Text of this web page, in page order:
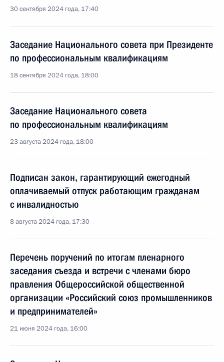
30 сентября 2024 года, 17:40
Заседание Национального совета при Президенте
по профессиональным квалификациям
18 сентября 2024 года, 18:00
Заседание Национального совета
по профессиональным квалификациям
23 августа 2024 года, 18:00
Подписан закон, гарантирующий ежегодный
оплачиваемый отпуск работающим гражданам
с инвалидностью
8 августа 2024 года, 17:30
Перечень поручений по итогам пленарного
заседания съезда и встречи с членами бюро
правления Общероссийской общественной
организации «Российский союз промышленников
и предпринимателей»
21 июня 2024 года, 16:00